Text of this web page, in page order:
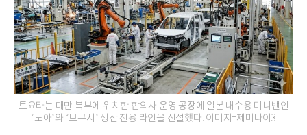
토요타는 대만 북부에 위치한 합의사 운영 공장에 일본 내수용 미니밴인
‘노아’와 ‘보쿠시’ 생산 전용 라인을 신설했다. 이미지=제미나이3